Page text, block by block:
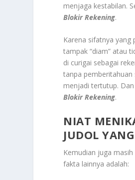
menjaga kestabilan.
Blokir Rekening.
Karena sifatnya
tampak “diam” atau
di curigai sebagai
tanpa pemberitahuan
menjadi tertutup.
Blokir Rekening.
NIAT
JUDOL
Kemudian juga
fakta lainnya adalah: